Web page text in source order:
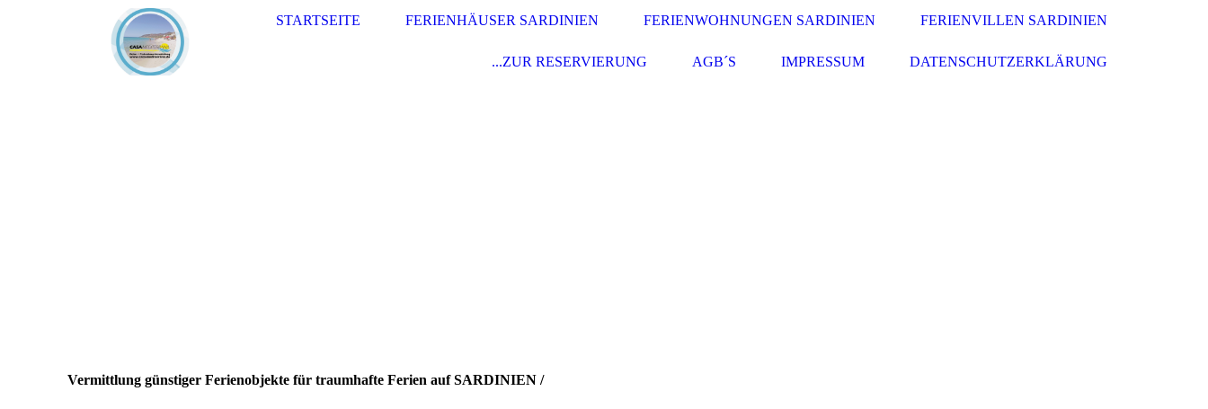
STARTSEITE FERIENHÄUSER SARDINIEN FERIENWOHNUNGEN SARDINIEN FERIENVILLEN SARDINIEN
...ZUR RESERVIERUNG AGB´S IMPRESSUM DATENSCHUTZERKLÄRUNG
Vermittlung günstiger Ferienobjekte für traumhafte Ferien auf SARDINIEN /